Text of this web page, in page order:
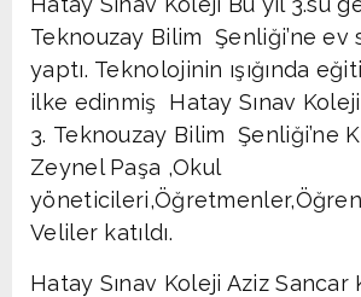
Teknouzay Bilim Şenliği’ne ev
yaptı. Teknolojinin ışığında
ilke edinmiş Hatay Sınav
3. Teknouzay Bilim Şenliği’ne
Zeynel Paşa ,Okul
Veliler katıldı.
Hatay Sınav Koleji Aziz Sancar